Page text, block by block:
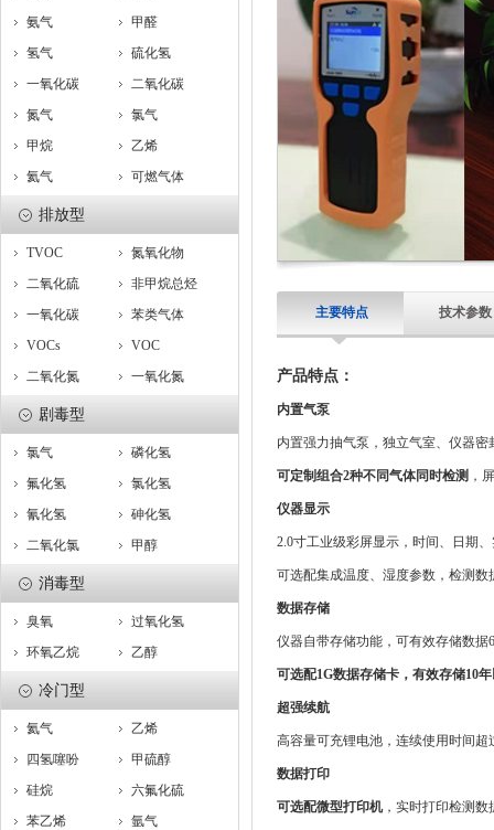
氨气
甲醛
氢气
硫化氢
一氧化碳
二氧化碳
氮气
氯气
甲烷
乙烯
氦气
可燃气体
排放型
TVOC
氮氧化物
二氧化硫
非甲烷总烃
一氧化碳
苯类气体
VOCs
VOC
二氧化氮
一氧化氮
剧毒型
氯气
磷化氢
氟化氢
氯化氢
氰化氢
砷化氢
二氧化氯
甲醇
消毒型
臭氧
过氧化氢
环氧乙烷
乙醇
冷门型
氦气
乙烯
四氢噻吩
甲硫醇
硅烷
六氟化硫
苯乙烯
氩气
主要特点 技术参数
产品特点：
内置气泵
内置强力抽气泵，独立气室、仪器
可定制组合2种不同气体同时检测 ，
仪器显示
2.0寸工业级彩屏显示，时间、日期
可选配集成温度、湿度参数，检测数
数据存储
仪器自带存储功能，可有效存储数
可选配1G数据存储卡，有效存储10
超强续航
高容量可充锂电池，连续使用时间超
数据打印
可选配微型打印机，实时打印检测数